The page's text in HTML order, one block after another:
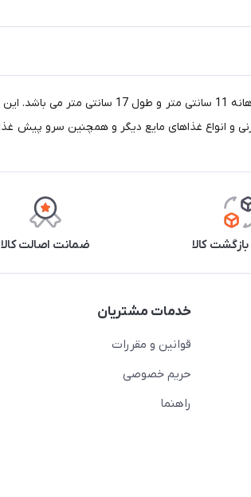
کالا ضمانت اصالت کالا
خدمات مشتریان
قوانین و مقررات
حریم خصوصی
راهنما